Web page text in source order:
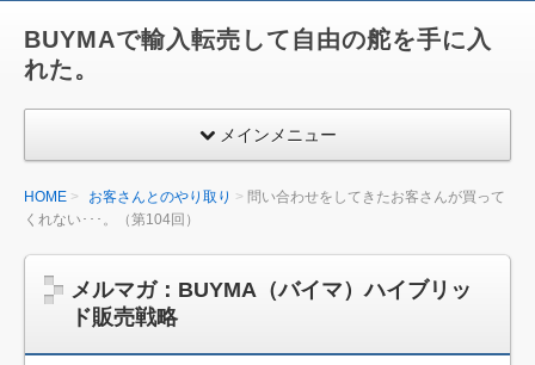
BUYMAで輸入転売して自由の舵を手に入
れた。
メインメニュー
HOME お客さんとのやり取り
問い合わせをしてきたお客さんが買って
くれない･･･。（第104回）
メルマガ：BUYMA（バイマ）ハイブリッ
ド販売戦略